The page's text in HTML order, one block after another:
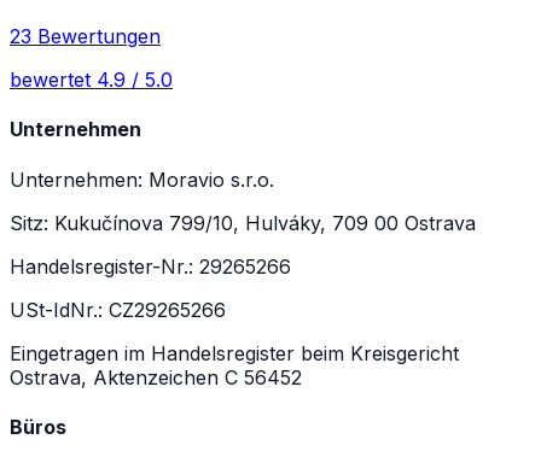
23 Bewertungen
bewertet 4.9 / 5.0
Unternehmen
Unternehmen: Moravio s.r.o.
Sitz: Kukučínova 799/10, Hulváky, 709 00 Ostrava
Handelsregister-Nr.: 29265266
USt-IdNr.: CZ29265266
Eingetragen im Handelsregister beim Kreisgericht
Ostrava, Aktenzeichen C 56452
Büros